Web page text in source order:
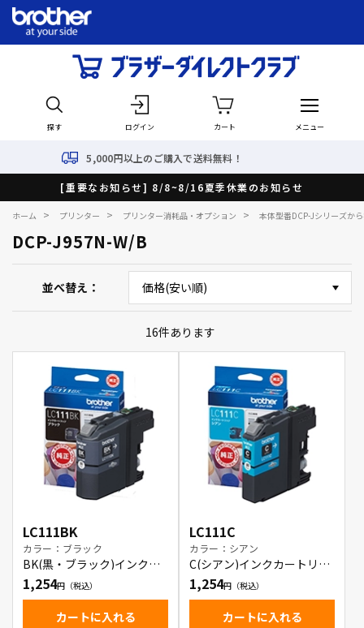
探す ログイン カート メニュー
円以上のご購入で送料無料！
[重要なお知らせ] 8/8~8/16夏季休業のお知らせ
ホーム > プリンター > プリンター消耗品・オプション > 本体型番DCP-Jシリーズか
DCP-J957N-W/B
並べ替え
16件あります
LC111BK
カラー：ブラック
BK(黒・ブラック)インクカ
ートリッジ
1,254
カートに入れる
LC111C
カラー：シアン
C(シアン)インクカートリッ
ジ
1,254
カートに入れる